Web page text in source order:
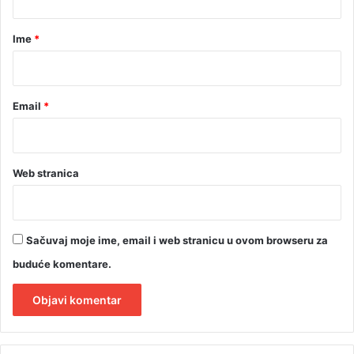
r
Ime *
Email *
Web stranica
Sačuvaj moje ime, email i web stranicu u ovom browseru za
buduće komentare.